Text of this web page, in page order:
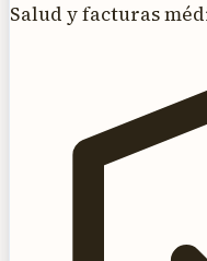
Salud y facturas